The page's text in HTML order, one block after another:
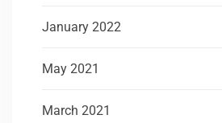
January 2022
May 2021
March 2021